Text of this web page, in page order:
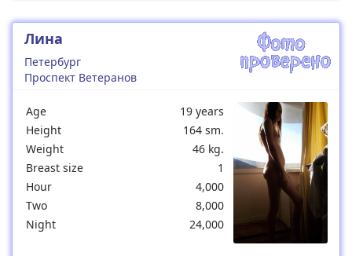
Лина
Петербург
Проспект Ветеранов
Age
19 years
Height
164 sm.
Weight
46 kg.
Breast size
1
Hour
4,000
Two
8,000
Night
24,000